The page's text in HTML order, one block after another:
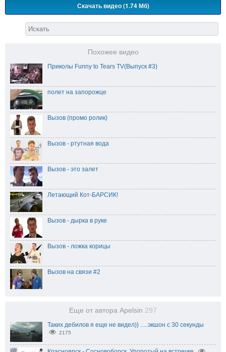
Скачать видео (1.74 Мб)
Похожее видео
Приколы Funny to Tears TV(Выпуск #3)
полет на запорожце
Вызов (промо ролик)
Вызов - ртутная вода
Вызов - это залет
Летающий Кот-БАРСИК!
Вызов - дырка в руке
Вызов - ложка корицы
Вызов на связи #2
Еще от автора Apelsin 297
Таких дебилов я еще не видел)) .....экшон с 30 секунды
2175